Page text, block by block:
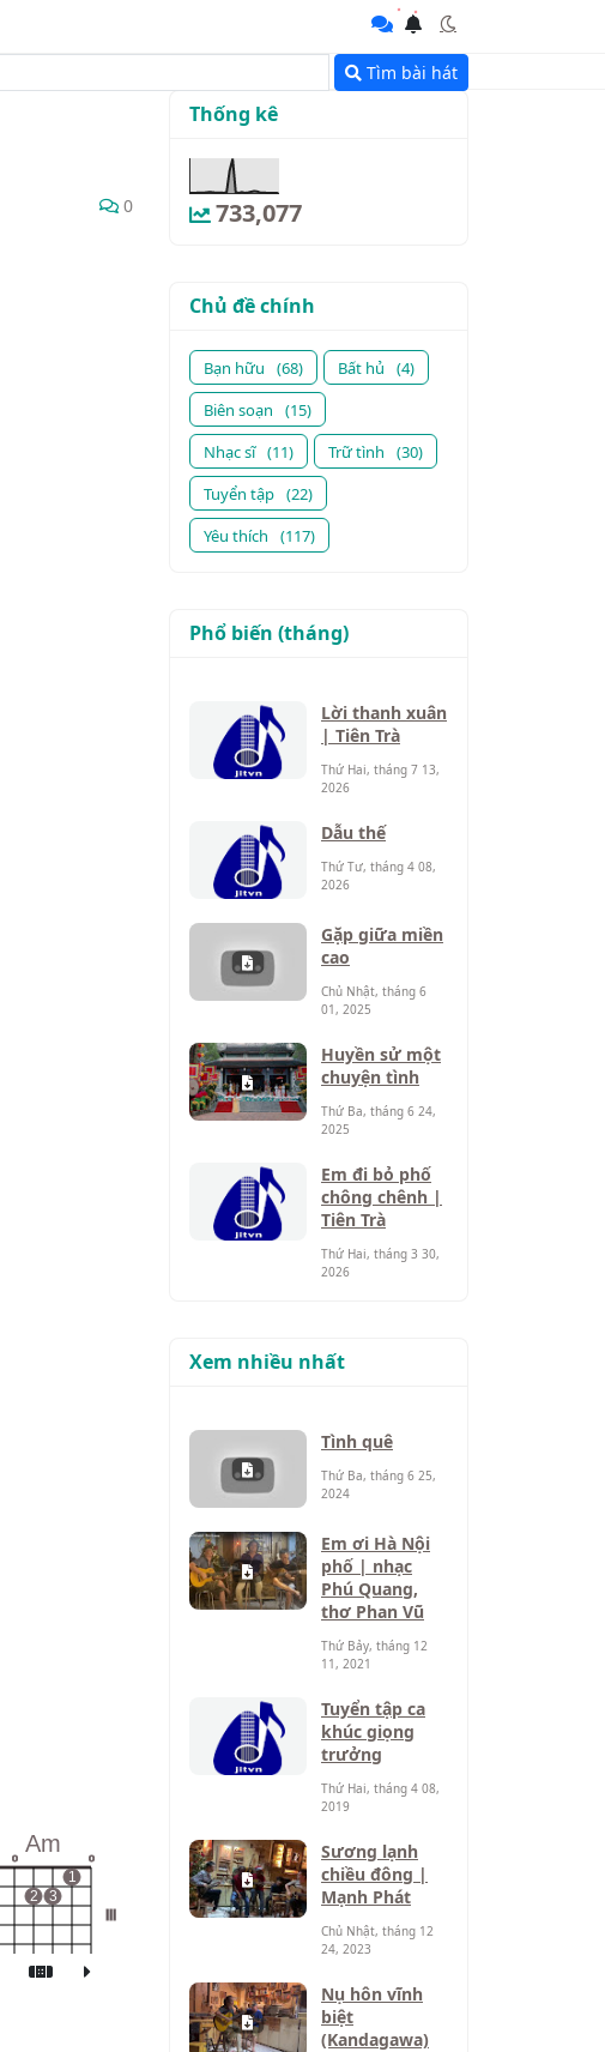
Tìm bài hát
0
Am
o
2 3
1
o
Thống kê
733,077
Chủ đề chính
Bạn hữu (68) Bất hủ
(4)
Biên soạn
(15)
Nhạc sĩ (11) Trữ tình
(30)
Tuyển tập (22)
Yêu thích
(117)
Phổ biến (tháng)
Lời thanh xuân
| Tiên Trà
Thứ Hai, tháng 7 13,
2026
Dẫu thế
Thứ Tư, tháng 4 08,
2026
Gặp giữa miền
cao
Chủ Nhật, tháng 6
01, 2025
Huyền sử một
chuyện tình
Thứ Ba, tháng 6 24,
2025
Em đi bỏ phố
chông chênh |
Tiên Trà
Thứ Hai, tháng 3 30,
2026
Xem nhiều nhất
Tình quê
Thứ Ba, tháng 6 25,
2024
Em ơi Hà Nội
phố | nhạc
Phú Quang,
thơ Phan Vũ
Thứ Bảy, tháng 12
11, 2021
Tuyển tập ca
khúc giọng
trưởng
Thứ Hai, tháng 4 08,
2019
Sương lạnh
chiều đông |
Mạnh Phát
Chủ Nhật, tháng 12
24, 2023
Nụ hôn vĩnh
biệt
(Kandagawa)